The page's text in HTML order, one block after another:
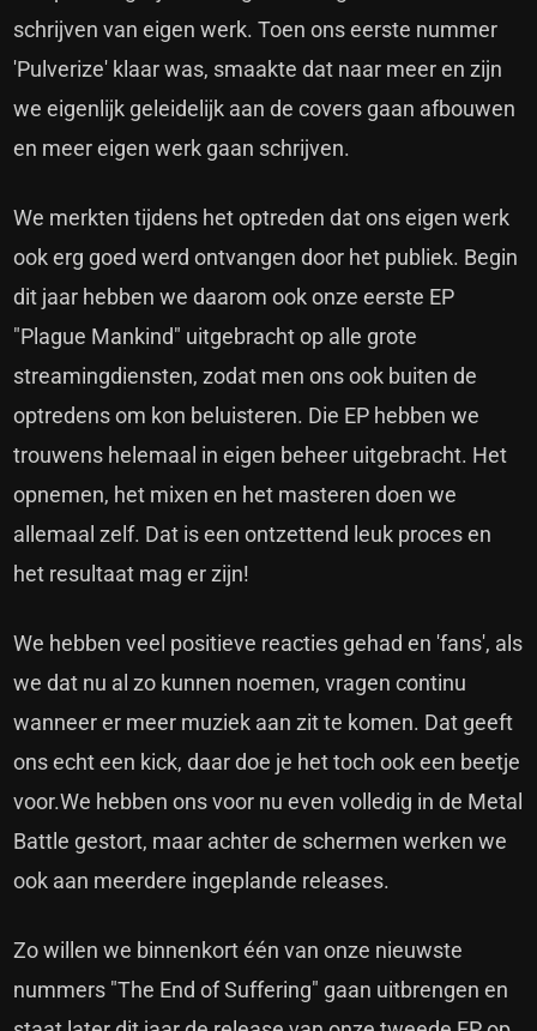
schrijven van eigen werk. Toen ons eerste nummer
'Pulverize' klaar was, smaakte dat naar meer en zijn
we eigenlijk geleidelijk aan de covers gaan afbouwen
en meer eigen werk gaan schrijven.
We merkten tijdens het optreden dat ons eigen werk
ook erg goed werd ontvangen door het publiek. Begin
dit jaar hebben we daarom ook onze eerste EP
"Plague Mankind" uitgebracht op alle grote
streamingdiensten, zodat men ons ook buiten de
optredens om kon beluisteren. Die EP hebben we
trouwens helemaal in eigen beheer uitgebracht. Het
opnemen, het mixen en het masteren doen we
allemaal zelf. Dat is een ontzettend leuk proces en
het resultaat mag er zijn!
We hebben veel positieve reacties gehad en 'fans', als
we dat nu al zo kunnen noemen, vragen continu
wanneer er meer muziek aan zit te komen. Dat geeft
ons echt een kick, daar doe je het toch ook een beetje
voor.We hebben ons voor nu even volledig in de Metal
Battle gestort, maar achter de schermen werken we
ook aan meerdere ingeplande releases.
Zo willen we binnenkort één van onze nieuwste
nummers "The End of Suffering" gaan uitbrengen en